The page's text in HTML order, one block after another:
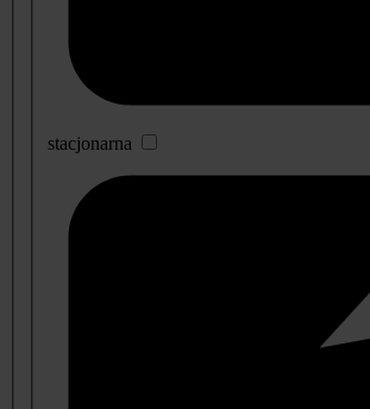
stacjonarna